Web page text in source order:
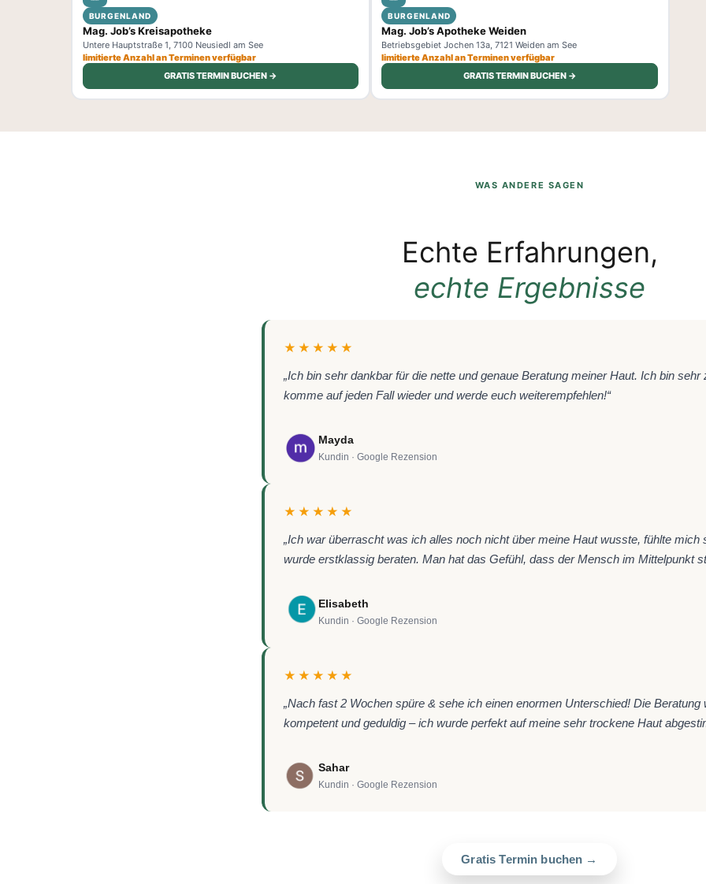
BURGENLAND
Mag. Job’s Kreisapotheke
Untere Hauptstraße 1, 7100 Neusiedl am See
limitierte Anzahl an Terminen verfügbar
GRATIS TERMIN BUCHEN →
BURGENLAND
Mag. Job’s Apotheke Weiden
Betriebsgebiet Jochen 13a, 7121 Weiden am See
limitierte Anzahl an Terminen verfügbar
GRATIS TERMIN BUCHEN →
WAS ANDERE SAGEN
Echte Erfahrungen,
echte Ergebnisse
★★★★★
„Ich bin sehr dankbar für die nette und genaue Beratung meiner Haut. Ich bin sehr
komme auf jeden Fall wieder und werde euch weiterempfehlen!“
Mayda
Kundin · Google Rezension
★★★★★
„Ich war überrascht was ich alles noch nicht über meine Haut wusste, fühlte mich
wurde erstklassig beraten. Man hat das Gefühl, dass der Mensch im Mittelpunkt
Elisabeth
Kundin · Google Rezension
★★★★★
„Nach fast 2 Wochen spüre & sehe ich einen enormen Unterschied! Die Beratung
kompetent und geduldig – ich wurde perfekt auf meine sehr trockene Haut
Sahar
Kundin · Google Rezension
Gratis Termin buchen →